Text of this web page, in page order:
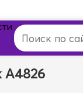
A4826